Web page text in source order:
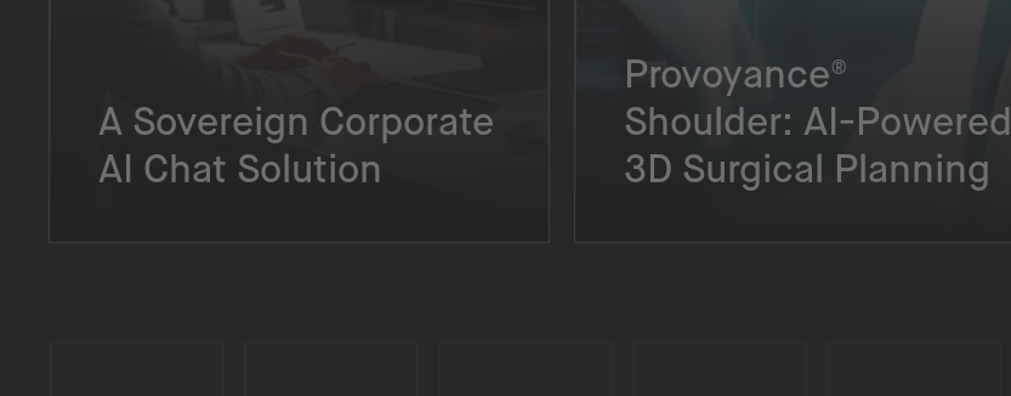
A Sovereign Corporate
AI Chat Solution
Provoyance®
Shoulder: AI-Powered
3D Surgical Planning